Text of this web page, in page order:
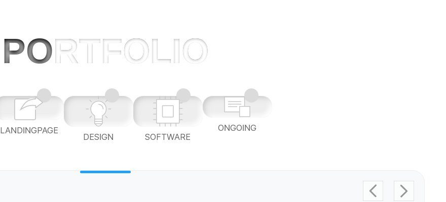
PORTFOLIO
LANDINGPAGE
DESIGN SOFTWARE
ONGOING